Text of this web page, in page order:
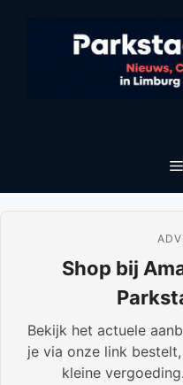
Shop bij
Bekijk het actuele
je via onze link
kleine